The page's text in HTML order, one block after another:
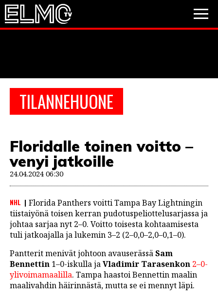
TILANNEHUONE
Floridalle toinen voitto –
venyi jatkoille
24.04.2024 06:30
NHL
Florida Panthers voitti Tampa Bay Lightningin
tiistaiyönä toisen kerran pudotuspeliottelusarjassa ja
johtaa sarjaa nyt 2–0. Voitto toisesta kohtaamisesta
tuli jatkoajalla ja lukemin 3–2 (2–0,0–2,0–0,1–0).
Pantterit menivät johtoon avauserässäSam
Bennettin 1–0-iskulla jaVladimir Tarasenkon 2–0-
ylivoimamaalilla. Tampa haastoi Bennettin maalin
maalivahdin häirinnästä, mutta se ei mennyt läpi.
PESÄPALLO
VIDEOT
JALKAPALLO
EM2021
Huuhkajat
JÄÄKIEKKO
PESÄPALLO
F1
LINTU VAI KALA
46 DENTON ROAD
VIDEOT
PODCASTIT